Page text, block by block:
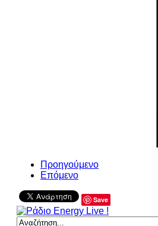
Προηγούμενο
Επόμενο
Save